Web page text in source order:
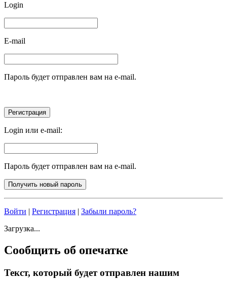
Login
E-mail
Пароль будет отправлен вам на e-mail.
Login или e-mail:
Пароль будет отправлен вам на e-mail.
Войти | Регистрация | Забыли пароль?
Загрузка...
Сообщить об опечатке
Текст, который будет отправлен нашим